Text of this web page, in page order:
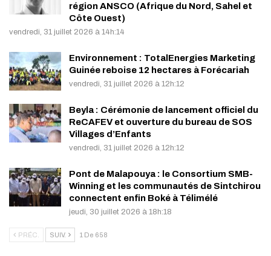
région ANSCO (Afrique du Nord, Sahel et
Côte Ouest)
vendredi, 31 juillet 2026 à 14h:14
Environnement : TotalEnergies Marketing
Guinée reboise 12 hectares à Forécariah
vendredi, 31 juillet 2026 à 12h:12
Beyla : Cérémonie de lancement officiel du
ReCAFEV et ouverture du bureau de SOS
Villages d’Enfants
vendredi, 31 juillet 2026 à 12h:12
Pont de Malapouya : le Consortium SMB-
Winning et les communautés de Sintchirou
connectent enfin Boké à Télimélé
jeudi, 30 juillet 2026 à 18h:18
PRÉC. SUIV. 1 De 658